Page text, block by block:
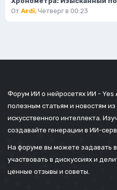
От Ardi, Четверг в 00:23
Форум ИИ о нейросетях ИИ - Yes
полезным статьям и новостям
искусственного интеллекта.
создавайте генерации в ИИ-
На форуме вы можете задавать
участвовать в дискуссиях и
ценные отзывы и советы.